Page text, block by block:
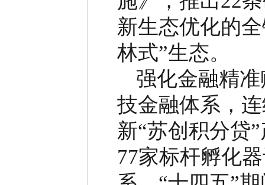
新生态优化的
林式”生态。
强化金融精
技金融体系，
新“苏创积分贷”
77家标杆孵化